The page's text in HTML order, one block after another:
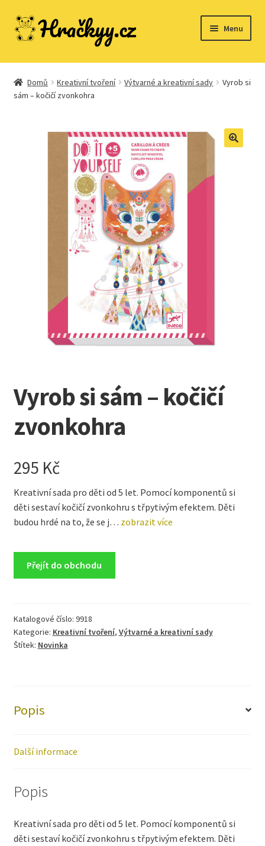
Přeskočit
na
Přejít
k
webu
Menu
Společenské hry
Kreativní tvoření
Domů Kreativní tvoření Výtvarné a kreativní sady
Vyrob si
sám – kočičí zvonkohra
Vyrob si sám – kočičí
zvonkohra
295 Kč
Kreativní sada pro děti od 5 let. Pomocí komponentů si
děti sestaví kočičí zvonkohru s třpytivým efektem. Děti
budou hrdé na to, že se j… zobrazit více
Přejít do obchodu
Katalogové číslo: 9918
Kategorie: Kreativní tvoření, Výtvarné a kreativní sady
Štítek: Novinka
Popis
Další informace
Popis
Kreativní sada pro děti od 5 let. Pomocí komponentů si
děti sestaví kočičí zvonkohru s třpytivým efektem. Děti